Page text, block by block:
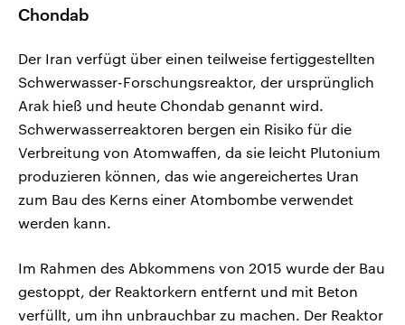
Chondab
Der Iran verfügt ​über einen teilweise fertiggestellten
Schwerwasser-Forschungsreaktor, der ursprünglich
Arak hieß und heute Chondab genannt wird.
Schwerwasserreaktoren bergen ein Risiko für die
Verbreitung von Atomwaffen, da sie leicht Plutonium
produzieren können, das wie angereichertes Uran
zum Bau des Kerns einer Atombombe verwendet
werden kann.
Im Rahmen des Abkommens von 2015 wurde der Bau
gestoppt, der Reaktorkern entfernt und mit Beton
verfüllt, um ihn ‌unbrauchbar zu machen. Der Reaktor